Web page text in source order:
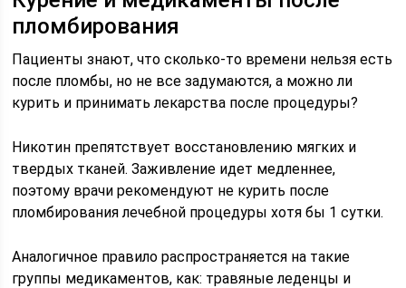
пломбирования
Пациенты знают, что сколько-то времени нельзя есть
после пломбы, но не все задумаются, а можно ли
курить и принимать лекарства после процедуры?
Никотин препятствует восстановлению мягких и
твердых тканей. Заживление идет медленнее,
поэтому врачи рекомендуют не курить после
пломбирования лечебной процедуры хотя бы 1 сутки.
Аналогичное правило распространяется на такие
группы медикаментов, как: травяные леденцы и